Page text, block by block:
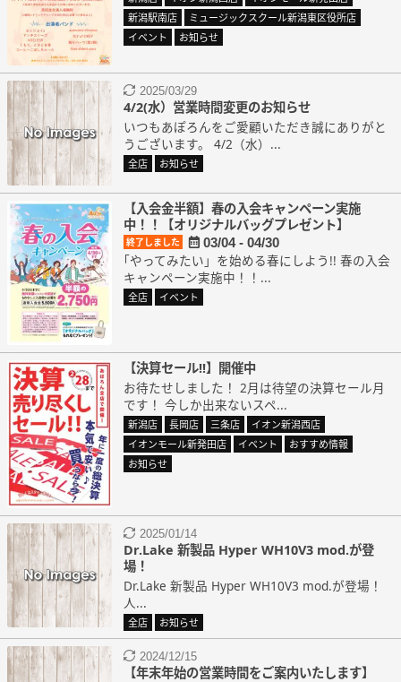
新潟駅南店
ミュージックスクール新潟東区役所店
イベント
お知らせ
2025/03/29
4/2(水）営業時間変更のお知らせ
いつもあぽろんをご愛顧いただき誠にありがと
うございます。 4/2（水）...
全店 お知らせ
【入会金半額】春の入会キャンペーン実施
中！！【オリジナルバッグプレゼント】
終了しました 03/04 - 04/30
｢やってみたい」を始める春にしよう!! 春の入会
キャンペーン実施中！！...
全店 イベント
【決算セール!!】開催中
お待たせしました！ 2月は待望の決算セール月
です！ 今しか出来ないスペ...
新潟店 長岡店 三条店
イオン新潟西店
イオンモール新発田店
イベント
おすすめ情報
お知らせ
2025/01/14
Dr.Lake 新製品 Hyper WH10V3 mod.が登
場！
Dr.Lake 新製品 Hyper WH10V3 mod.が登場！
人...
全店 お知らせ
2024/12/15
【年末年始の営業時間をご案内いたします】